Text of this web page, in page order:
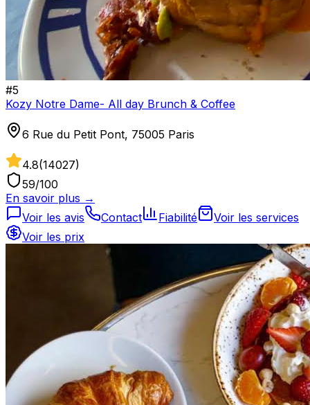
#5
Kozy Notre Dame- All day Brunch & Coffee
6 Rue du Petit Pont, 75005 Paris
4.8(14027)
59/100
En savoir plus →
Voir les avis
Contact Fiabilité
Voir les services
Voir les prix